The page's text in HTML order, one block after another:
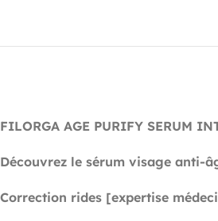
FILORGA AGE PURIFY SERUM
Découvrez le sérum visage anti-
Correction rides [expertise